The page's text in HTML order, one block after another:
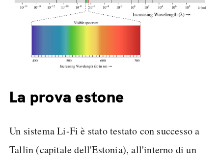
La prova estone
Un sistema Li-Fi è stato testato con successo a
Tallin (capitale dell'Estonia), all'interno di un